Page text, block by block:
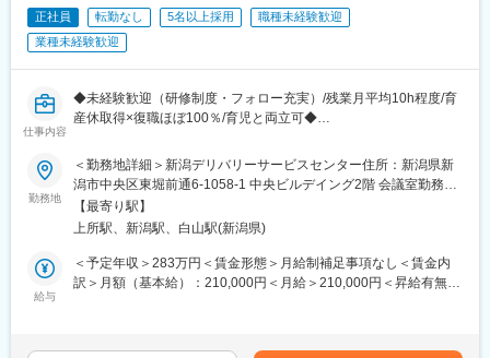
＜仕事の流れ／例＞
▼リサーチ目的のすり合わせ
「リサーチをすることで、何に活かしたいのか」「そのためにア
ンケートでどんな質問をするか」など、営業がクライアントとす
り合わせた情報の共有を受けるところから対応スタート。今後の
スケジュールや調査対象者のイメージなどについて細かくすり合
▼アンケート画面の作成
すり合わせた内容をもとに、専用のシステムを使って設問を考
え、アンケートを形にしていきます。「より回答しやすい文面に
った観点でアンケートを作成し、クライアントのチェックを受け
ます。
正社員 転勤なし 5名以上採用
職種未経験歓迎
業種未経験歓迎
仕事内容
◆未経験歓迎（研修制度・フォロー充実）/残業月平均10h程度/育
産休取得×復職ほぼ100％/育児と両立可◆
■業務内容：
公認会計士の事務業務をサポートしていただくお仕事です。
具体的には、以下のような会計士のアシスタント業務をお任せし
ます。
・社内の監査ツールを使用した監査補助業務
・Excelデータ加工・集計
・資料作成等の事務（Word、Excel、PowerPointを使用）等
監査ツール：2割
勤務地
＜勤務地詳細＞新潟デリバリーサービスセンター住所：新潟県新
潟市中央区東堀前通6-1058-1 中央ビルデイング2階 会議室勤務地
最寄駅：各線／新潟駅受動喫煙対策：屋内全面禁煙
【最寄り駅】
上所駅、新潟駅、白山駅(新潟県)
給与
＜予定年収＞283万円＜賃金形態＞月給制補足事項なし＜賃金内
訳＞月額（基本給）：210,000円＜月給＞210,000円＜昇給有無＞